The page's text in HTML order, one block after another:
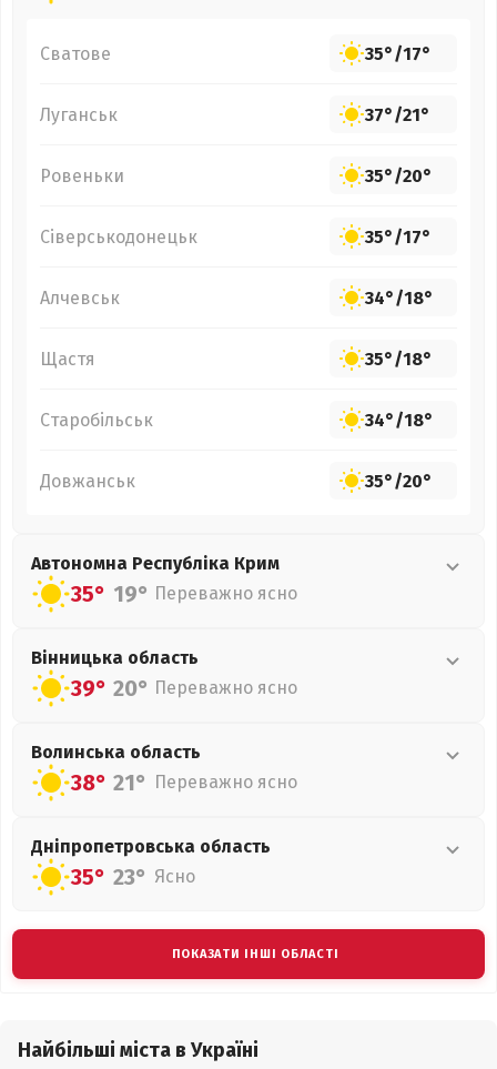
Сватове 35°/17°
Луганськ 37°/21°
Ровеньки 35°/20°
Сіверськодонецьк 35°/17°
Алчевськ 34°/18°
Щастя 35°/18°
Старобільськ 34°/18°
Довжанськ 35°/20°
Автономна Республіка Крим
35° 19° Переважно ясно
Вінницька область
39° 20° Переважно ясно
Волинська область
38° 21° Переважно ясно
Дніпропетровська область
35° 23° Ясно
ПОКАЗАТИ ІНШІ ОБЛАСТІ
Найбільші міста в Україні